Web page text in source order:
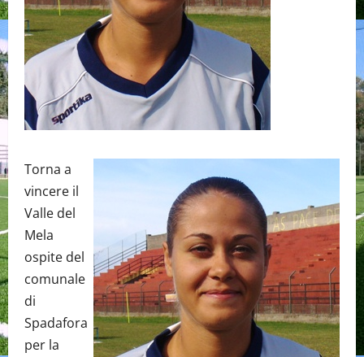
Torna a
vincere il
Valle del
Mela
ospite del
comunale
di
Spadafora
per la